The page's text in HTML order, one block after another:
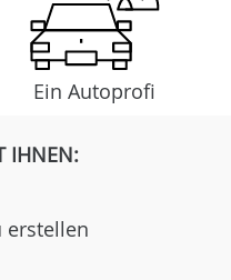
Ein Autoprofi
IHNEN:
erstellen